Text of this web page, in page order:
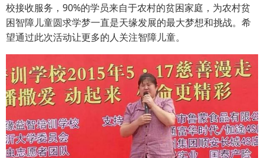
校接收服务，90%的学员来自于农村的贫困家庭，为农村贫
困智障儿童圆求学梦一直是天缘发展的最大梦想和挑战。希
望通过此次活动让更多的人关注智障儿童。